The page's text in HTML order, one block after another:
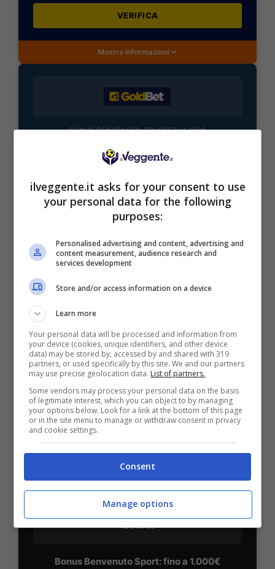
VERIFICA
Mostra Informazioni
BONUS BENVENUTO GOLDBET: 2.050€
Per i nuovi registrati: 100% fino a 2.000€ in Bonus
2050€
VERIFICA
Mostra Informazioni
BONUS BENVENUTO LOTTOMATICA: 2050€
Fino a 2050€ bonus scommesse e sport
Per i nuovi utenti della piattaforma: 100% fino a 50€ in
Bonus Scommesse + 100% fino a 2000€ in Bonus
Sport
2050€
VERIFICA
Mostra Informazioni
SNAI
Bonus Benvenuto Sport: fino a 1.000€
ilveggente.it asks for your consent to use
your personal data for the following
purposes:
Personalised advertising and content, advertising and
content measurement, audience research and
services development
Store and/or access information on a device
Learn more
Your personal data will be processed and information from
your device (cookies, unique identifiers, and other device
data) may be stored by, accessed by and shared with 319
partners, or used specifically by this site. We and our partners
may use precise geolocation data. List of partners.
Some vendors may process your personal data on the basis
of legitimate interest, which you can object to by managing
your options below. Look for a link at the bottom of this page
or in the site menu to manage or withdraw consent in privacy
and cookie settings.
Consent
Manage options